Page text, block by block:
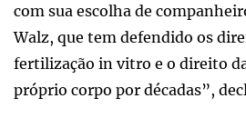
com sua escolha de
Walz, que tem defendido os
fertilização in vitro e o direito
próprio corpo por décadas”,